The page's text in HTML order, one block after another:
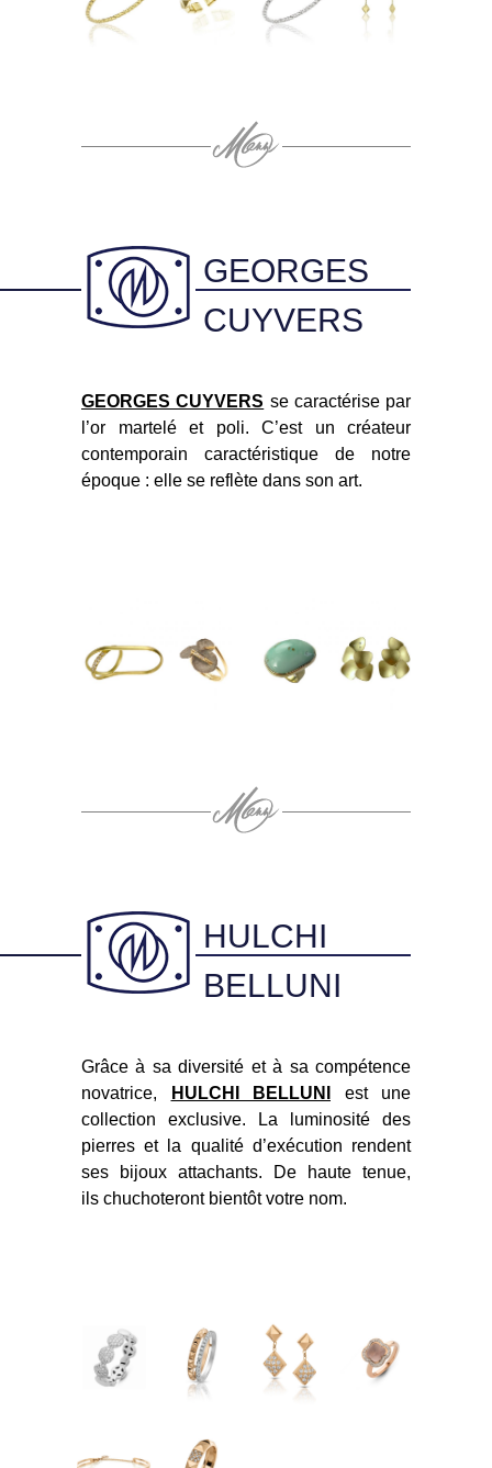
GEORGES
CUYVERS
GEORGES CUYVERS se caractérise par
l’or martelé et poli. C’est un créateur
contemporain caractéristique de notre
époque : elle se reflète dans son art.
HULCHI
BELLUNI
Grâce à sa diversité et à sa compétence
novatrice,
HULCHI BELLUNI
est une
collection exclusive. La luminosité des
pierres et la qualité d’exécution rendent
ses bijoux attachants. De haute tenue,
ils chuchoteront bientôt votre nom.